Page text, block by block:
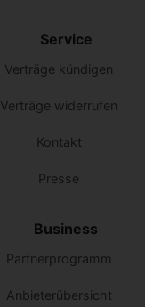
Service
Verträge kündigen
Verträge widerrufen
Kontakt
Presse
Business
Partnerprogramm
Anbieterübersicht